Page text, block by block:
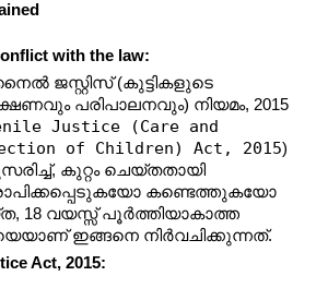
with the law:
ജസ്റ്റിസ് (കുട്ടികളുടെ
പരിപാലനവും) നിയമം, 2015
Justice (Care and
of Children) Act, 2015)
കുറ്റം ചെയ്തതായി
കണ്ടെത്തുകയോ
18 വയസ്സ് പൂർത്തിയാകാത്ത
ഇങ്ങനെ നിർവചിക്കുന്നത്.
Act, 2015: